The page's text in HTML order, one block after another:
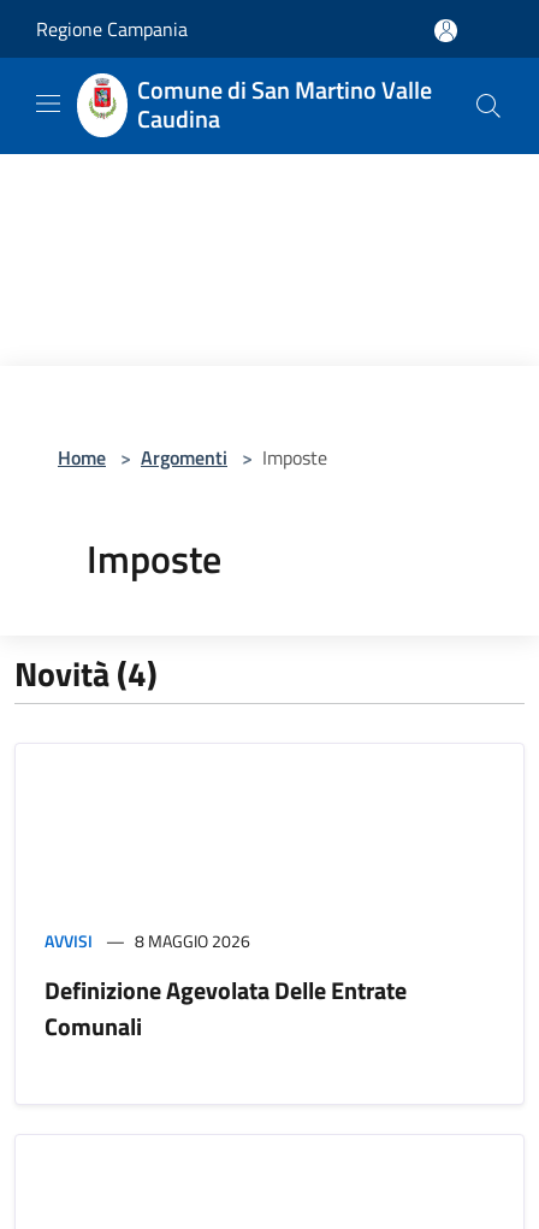
Regione Campania
Comune di San Martino Valle
Caudina
Home > Argomenti > Imposte
Imposte
Novità (4)
AVVISI 8 MAGGIO 2026
Definizione Agevolata Delle Entrate
Comunali